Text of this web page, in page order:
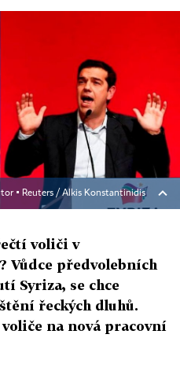
▪ Reuters / Alkis Konstantinidis
voliči v
Vůdce předvolebních
Syriza, se chce
řeckých dluhů.
na nová pracovní